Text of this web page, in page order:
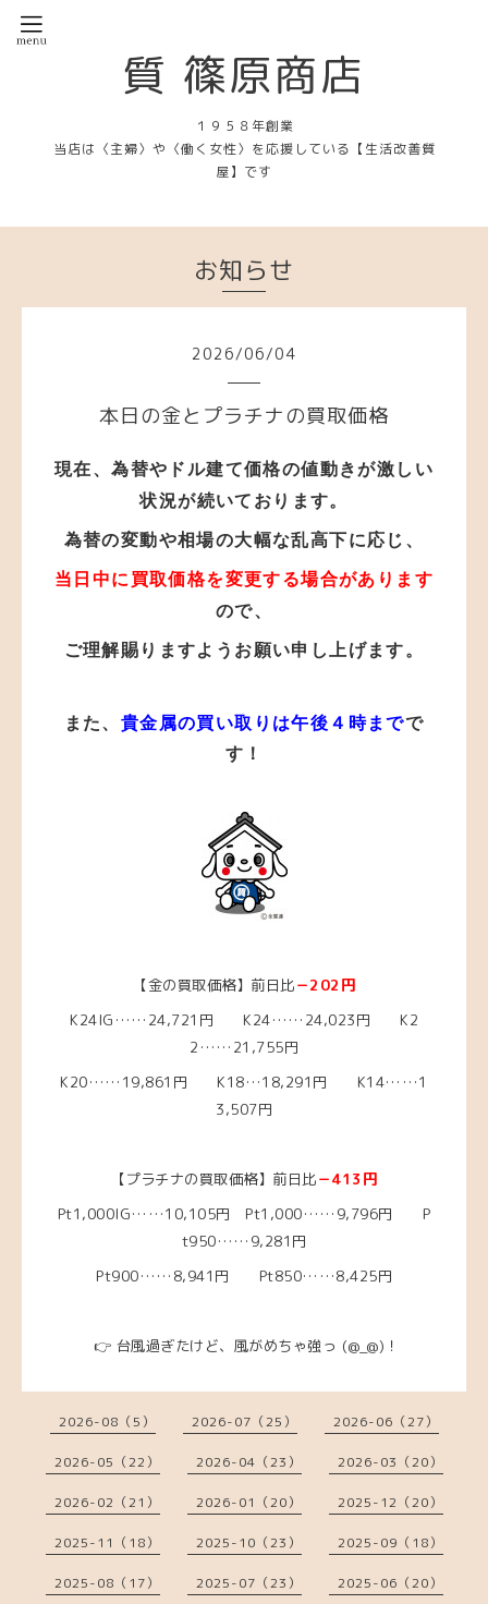
質 篠原商店
１９５８年創業
当店は〈主婦〉や〈働く女性〉を応援している【生活改善質
屋】です
お知らせ
2026/06/04
本日の金とプラチナの買取価格
現在、為替やドル建て価格の値動きが激しい
状況が続いております。
為替の変動や相場の大幅な乱高下に応じ、
当日中に買取価格を変更する場合があります
ので、
ご理解賜りますようお願い申し上げます。
また、 貴金属の買い取りは午後４時までで
す！
【金の買取価格】前日比－202円
K24IG……24,721円 K24……24,023円 K2
2……21 ,755円
K20……19,861 円 K18…18,291円 K14……1
3,507円
【プラチナの買取価格】前日比－413円
Pt1,000IG……10,105円 Pt1,000……9,796円 P
t950……9,281 円
Pt900……8,941円 Pt850……8,425円
👉 台風過ぎたけど、風がめちゃ強っ (@_@)！
2026-08（5） 2026-07（25） 2026-06（27）
2026-05（22） 2026-04（23） 2026-03（20）
2026-02（21） 2026-01（20） 2025-12（20）
2025-11（18） 2025-10（23） 2025-09（18）
2025-08（17） 2025-07（23） 2025-06（20）